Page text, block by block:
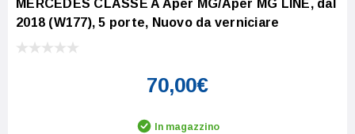
MERCEDES CLASSE A Aper MG/Aper MG LINE, dal
2018 (W177), 5 porte, Nuovo da verniciare
70,00€
In magazzino